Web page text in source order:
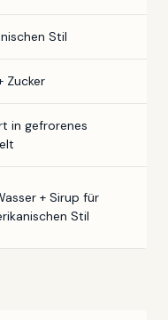
Stil
Zucker
in gefrorenes
+ Sirup für
Stil